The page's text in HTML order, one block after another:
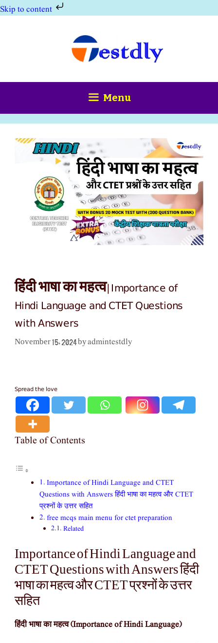
Skip to content
Menu
हिंदी भाषा का महत्व|Importance of
Hindi Language and CTET Questions
with Answers
November 15, 2024 byadmintestdly
Spread the love
Table of Contents
Importance of Hindi Language and CTET
Questions with Answers हिंदी भाषा का महत्व और CTET
प्रश्नों के उत्तर सहित
free mcqs main menu for ctet preparation
Related
Importance of Hindi Language and
CTET Questions with Answers हिंदी
भाषा का महत्व और CTET प्रश्नों के उत्तर
सहित
हिंदी भाषा का महत्व (Importance of Hindi Language)